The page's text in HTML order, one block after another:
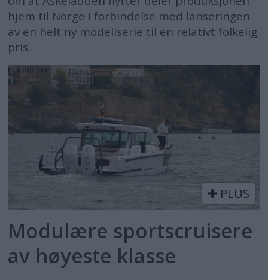
hjem til Norge i forbindelse med lanseringen
av en helt ny modellserie til en relativt folkelig
pris.
PLUS
Modulære sportscruisere
av høyeste klasse